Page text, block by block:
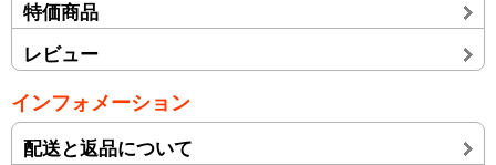
特価商品
レビュー
インフォメーション
配送と返品について